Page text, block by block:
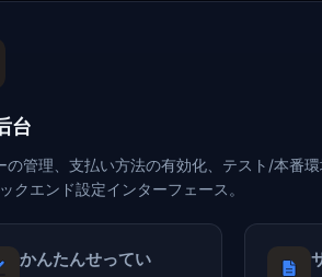
台
の管理、支払い方法の有効化、テスト/本番
クエンド設定インターフェース。
かんたんせってい